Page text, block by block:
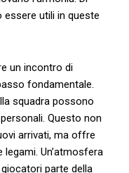
utili‌ in queste
un incontro di
fondamentale.
squadra possono
Questo ​non
arrivati, ma ‌offre‍
legami. Un’atmosfera
parte‍ della